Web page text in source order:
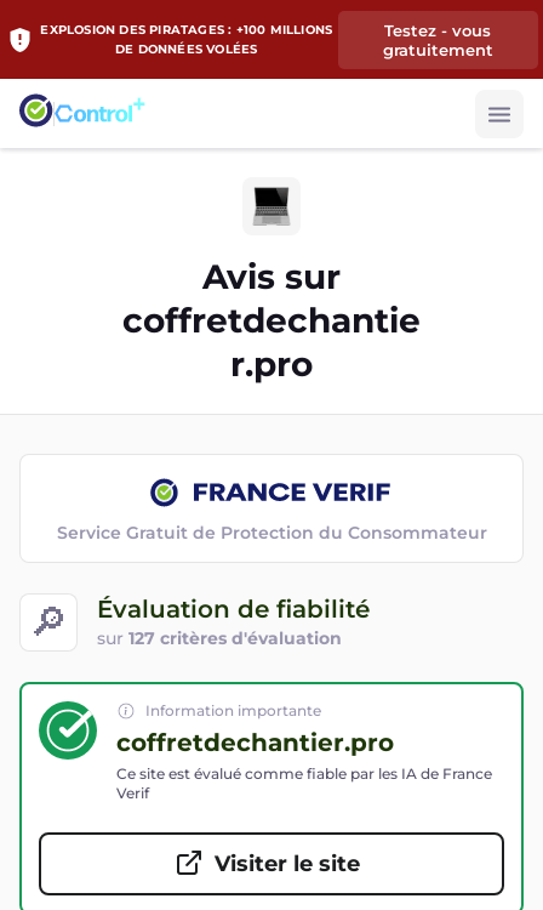
EXPLOSION DES PIRATAGES : +100 MILLIONS
DE DONNÉES VOLÉES
Testez - vous
gratuitement
Avis sur
coffretdechantie
r.pro
🔎 Évaluation de fiabilité
sur 127 critères d'évaluation
Service Gratuit de Protection du Consommateur
Information importante
coffretdechantier.pro
Ce site est évalué comme fiable par les IA de France
Verif
Visiter le site